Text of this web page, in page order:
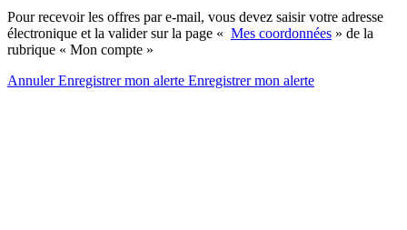
Pour recevoir les offres par e-mail, vous devez saisir votre adresse
électronique et la valider sur la page « Mes coordonnées » de la
rubrique « Mon compte »
AnnulerEnregistrer mon alerte Enregistrermon alerte